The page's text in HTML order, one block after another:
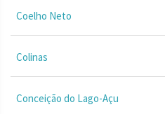
Coelho Neto
Colinas
Conceição do Lago-Açu